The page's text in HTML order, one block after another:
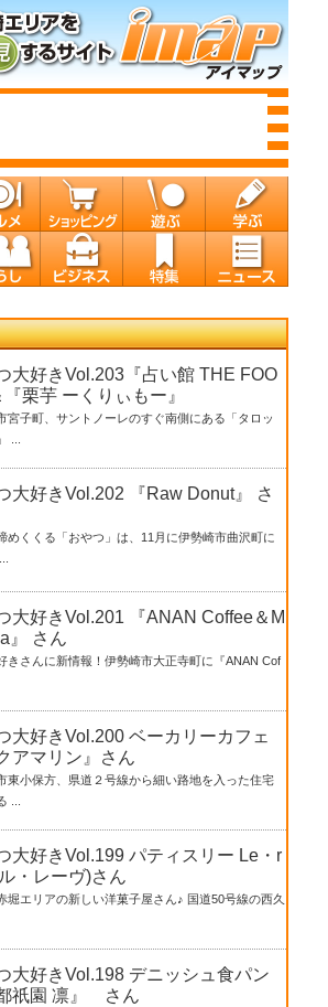
大好きVol.203『占い館 THE FOO
『栗芋 ーくりぃもー』
宮子町、サントノーレのすぐ南側にある「タロッ
...
大好きVol.202 『Raw Donut』 さ
めくくる「おやつ」は、11月に伊勢崎市曲沢町に
大好きVol.201 『ANAN Coffee＆M
』 さん
きさんに新情報！伊勢崎市大正寺町に『ANAN Cof
大好きVol.200 ベーカリーカフェ
アマリン』さん
東小保方、県道２号線から細い路地を入った住宅
...
大好きVol.199 パティスリー Le・r
・レーヴ)さん
堀エリアの新しい洋菓子屋さん♪ 国道50号線の西久
大好きVol.198 デニッシュ食パン
都祇園 凛』 さん